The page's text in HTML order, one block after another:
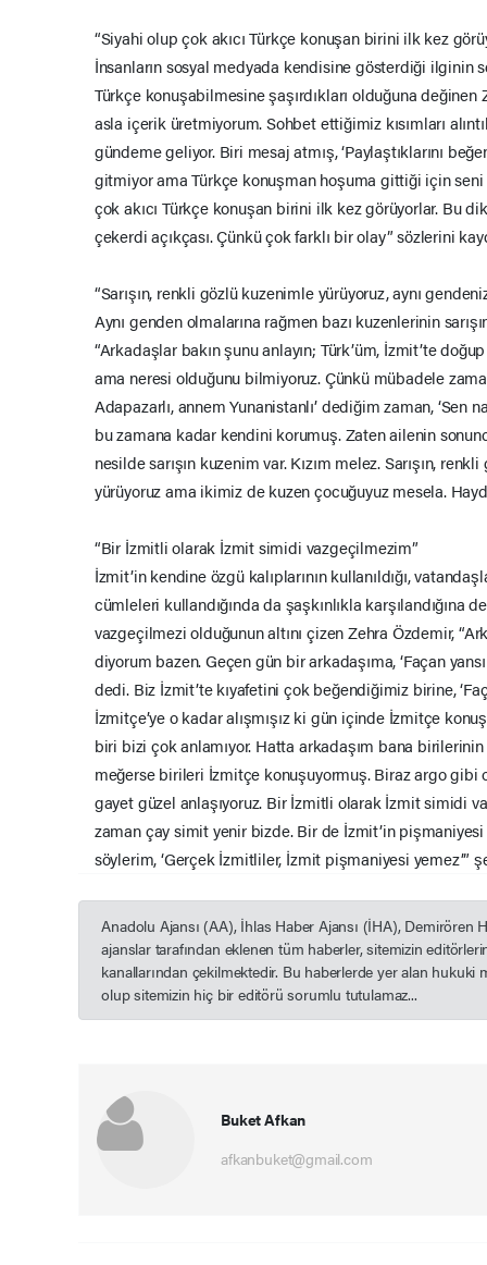
“Siyahi olup çok akıcı Türkçe konuşan birini ilk kez
İnsanların sosyal medyada kendisine gösterdiği ilginin
Türkçe konuşabilmesine şaşırdıkları olduğuna değinen
asla içerik üretmiyorum. Sohbet ettiğimiz kısımları
gündeme geliyor. Biri mesaj atmış, ‘Paylaştıklarını
gitmiyor ama Türkçe konuşman hoşuma gittiği için
çok akıcı Türkçe konuşan birini ilk kez görüyorlar. Bu
çekerdi açıkçası. Çünkü çok farklı bir olay” sözlerini
“Sarışın, renkli gözlü kuzenimle yürüyoruz, aynı
Aynı genden olmalarına rağmen bazı kuzenlerinin
“Arkadaşlar bakın şunu anlayın; Türk’üm, İzmit’te
ama neresi olduğunu bilmiyoruz. Çünkü mübadele
Adapazarlı, annem Yunanistanlı’ dediğim zaman, ‘Sen
bu zamana kadar kendini korumuş. Zaten ailenin
nesilde sarışın kuzenim var. Kızım melez. Sarışın,
yürüyoruz ama ikimiz de kuzen çocuğuyuz mesela.
“Bir İzmitli olarak İzmit simidi vazgeçilmezim”
İzmit’in kendine özgü kalıplarının kullanıldığı,
cümleleri kullandığında da şaşkınlıkla karşılandığına
vazgeçilmezi olduğunun altını çizen Zehra Özdemir,
diyorum bazen. Geçen gün bir arkadaşıma, ‘Façan
dedi. Biz İzmit’te kıyafetini çok beğendiğimiz birine,
İzmitçe’ye o kadar alışmışız ki gün içinde İzmitçe
biri bizi çok anlamıyor. Hatta arkadaşım bana birilerinin
meğerse birileri İzmitçe konuşuyormuş. Biraz argo
gayet güzel anlaşıyoruz. Bir İzmitli olarak İzmit simidi
zaman çay simit yenir bizde. Bir de İzmit’in
söylerim, ‘Gerçek İzmitliler, İzmit pişmaniyesi yemez’”
Anadolu Ajansı (AA), İhlas Haber Ajansı (İHA), Demirören
ajanslar tarafından eklenen tüm haberler, sitemizin
kanallarından çekilmektedir. Bu haberlerde yer alan hukuki
olup sitemizin hiç bir editörü sorumlu tutulamaz...
Buket Afkan
afkanbuket@gmail.com